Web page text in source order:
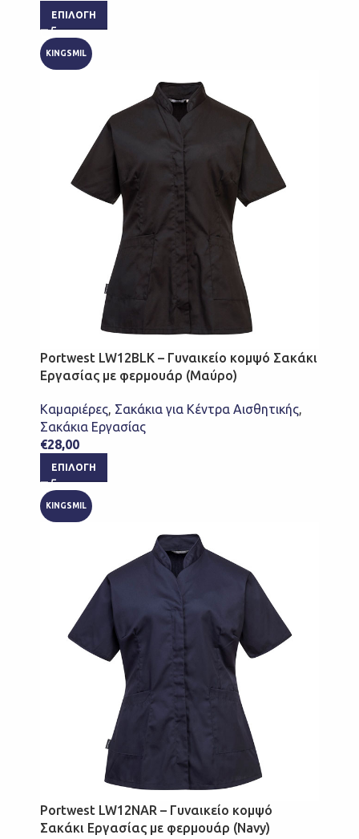
ΕΠΙΛΟΓΉ
KINGSMIL
Portwest LW12BLK – Γυναικείο κομψό Σακάκι
Εργασίας με φερμουάρ (Μαύρο)
Καμαριέρες, Σακάκια για Κέντρα Αισθητικής,
Σακάκια Εργασίας
€28,00
ΕΠΙΛΟΓΉ
KINGSMIL
Portwest LW12NAR – Γυναικείο κομψό
Σακάκι Εργασίας με φερμουάρ (Navy)